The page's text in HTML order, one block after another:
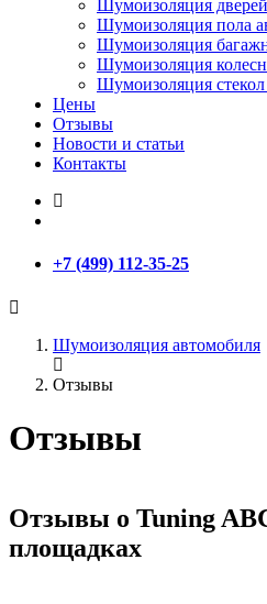
Шумоизоляция
Шумоизоляция пола
Шумоизоляция
Шумоизоляция
Шумоизоляция
Цены
Отзывы
Новости и статьи
Контакты
+7 (499) 112-35-25
Шумоизоляция автомобиля
Отзывы
Отзывы
Отзывы о Tuning
площадках